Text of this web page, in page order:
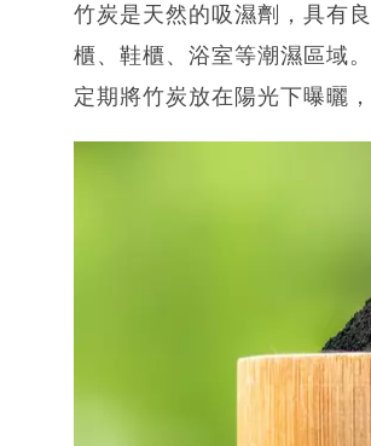
竹炭是天然的吸濕劑，具有
櫃、鞋櫃、浴室等潮濕區域
定期將竹炭放在陽光下曝曬